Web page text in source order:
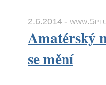
2.6.2014 -
Amatérský
se mění